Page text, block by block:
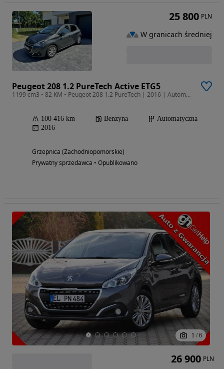
Peugeot 208 1.2 PureTech Active ETG5
1199 cm3 • 82 KM • Peugeot 208 1.2 PureTech | 2016 | Automat | Bezwypadkowy
100 416 km Benzyna
Automatyczna
2016
Grzepnica (Zachodniopomorskie)
Prywatny sprzedawca • Opublikowano
25 800 PLN
W granicach średniej
1 / 6
26 900 PLN